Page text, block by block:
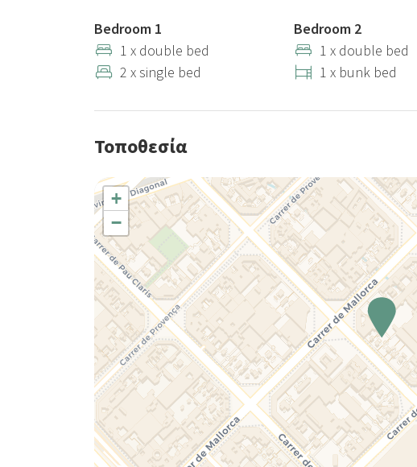
Bedroom 1
1 x double bed
2 x single bed
Bedroom 2
1 x double bed
1 x bunk bed
Τοποθεσία
+
−